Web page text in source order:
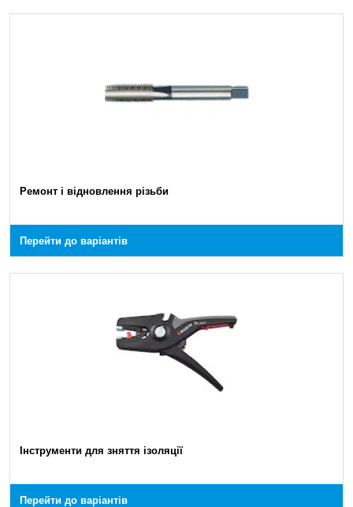
Ремонт і відновлення різьби
Перейти до варіантів
Інструменти для зняття ізоляції
Перейти до варіантів